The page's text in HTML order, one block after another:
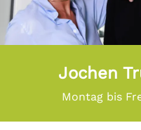
Jochen
Montag bis